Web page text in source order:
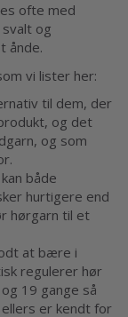
ofte med
og
ånde.
vi lister her:
til dem, der
og det
og som
både
hurtigere end
hørgarn til et
at bære i
regulerer hør
19 gange så
er kendt for